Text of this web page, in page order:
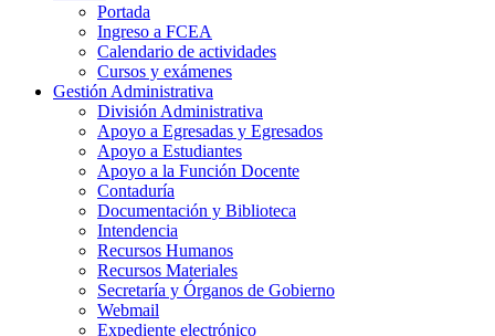
Portada
Ingreso a FCEA
Calendario de actividades
Cursos y exámenes
Gestión Administrativa
División Administrativa
Apoyo a Egresadas y Egresados
Apoyo a Estudiantes
Apoyo a la Función Docente
Contaduría
Documentación y Biblioteca
Intendencia
Recursos Humanos
Recursos Materiales
Secretaría y Órganos de Gobierno
Webmail
Expediente electrónico